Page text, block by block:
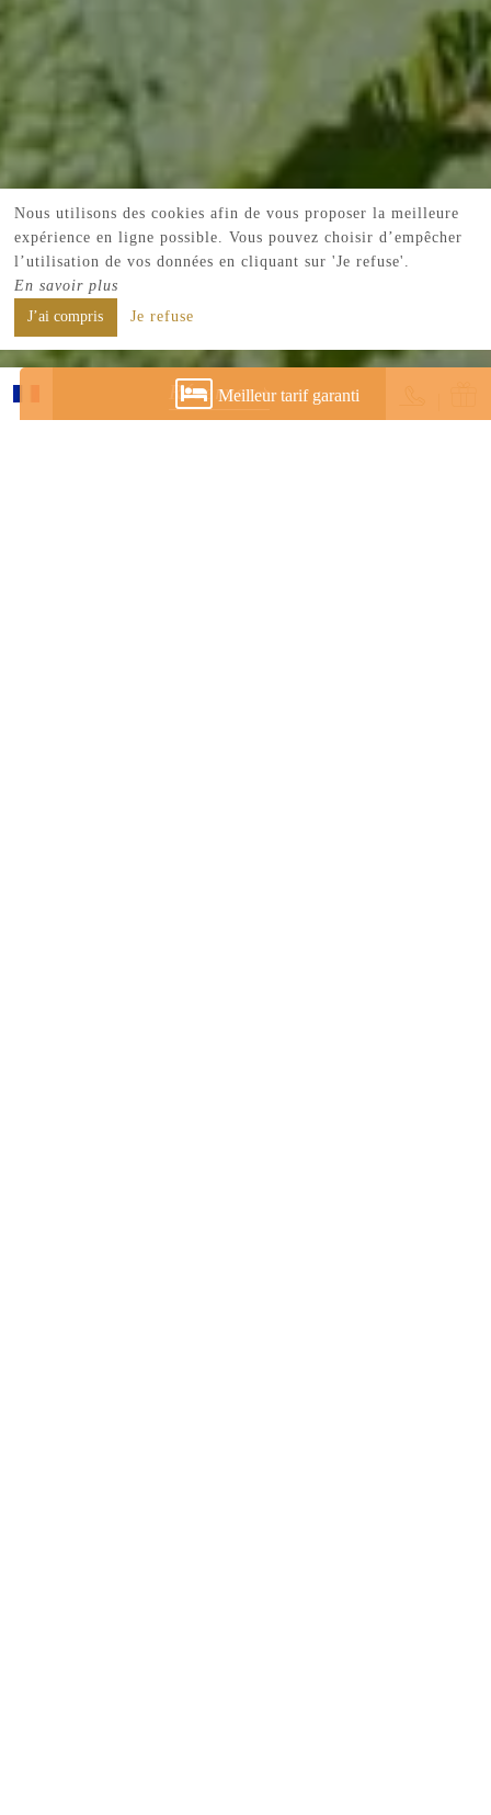
Réserver
Nous utilisons des cookies afin de vous proposer la meilleure
expérience en ligne possible. Vous pouvez choisir d’empêcher
l’utilisation de vos données en cliquant sur 'Je refuse'.
En savoir plus
J’ai compris
Je refuse
Meilleur tarif garanti